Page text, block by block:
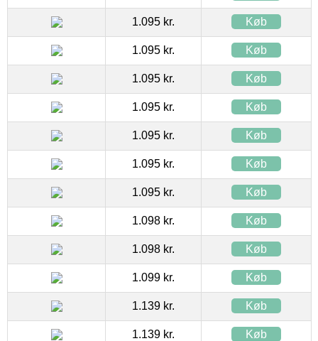
1.095 kr. Køb
1.095 kr. Køb
1.095 kr. Køb
1.095 kr. Køb
1.095 kr. Køb
1.095 kr. Køb
1.095 kr. Køb
1.098 kr. Køb
1.098 kr. Køb
1.099 kr. Køb
1.139 kr. Køb
1.139 kr. Køb